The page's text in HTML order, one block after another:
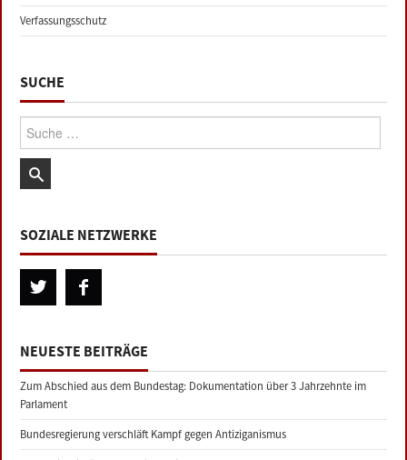
Verfassungsschutz
SUCHE
Suche:
SOZIALE NETZWERKE
NEUESTE BEITRÄGE
Zum Abschied aus dem Bundestag: Dokumentation über 3 Jahrzehnte im
Parlament
Bundesregierung verschläft Kampf gegen Antiziganismus